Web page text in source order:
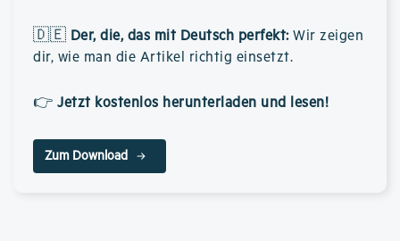
🇩🇪 Der, die, das mit Deutsch perfekt: Wir zeigen
dir, wie man die Artikel richtig einsetzt.
👉 Jetzt kostenlos herunterladen und lesen!
Zum Download